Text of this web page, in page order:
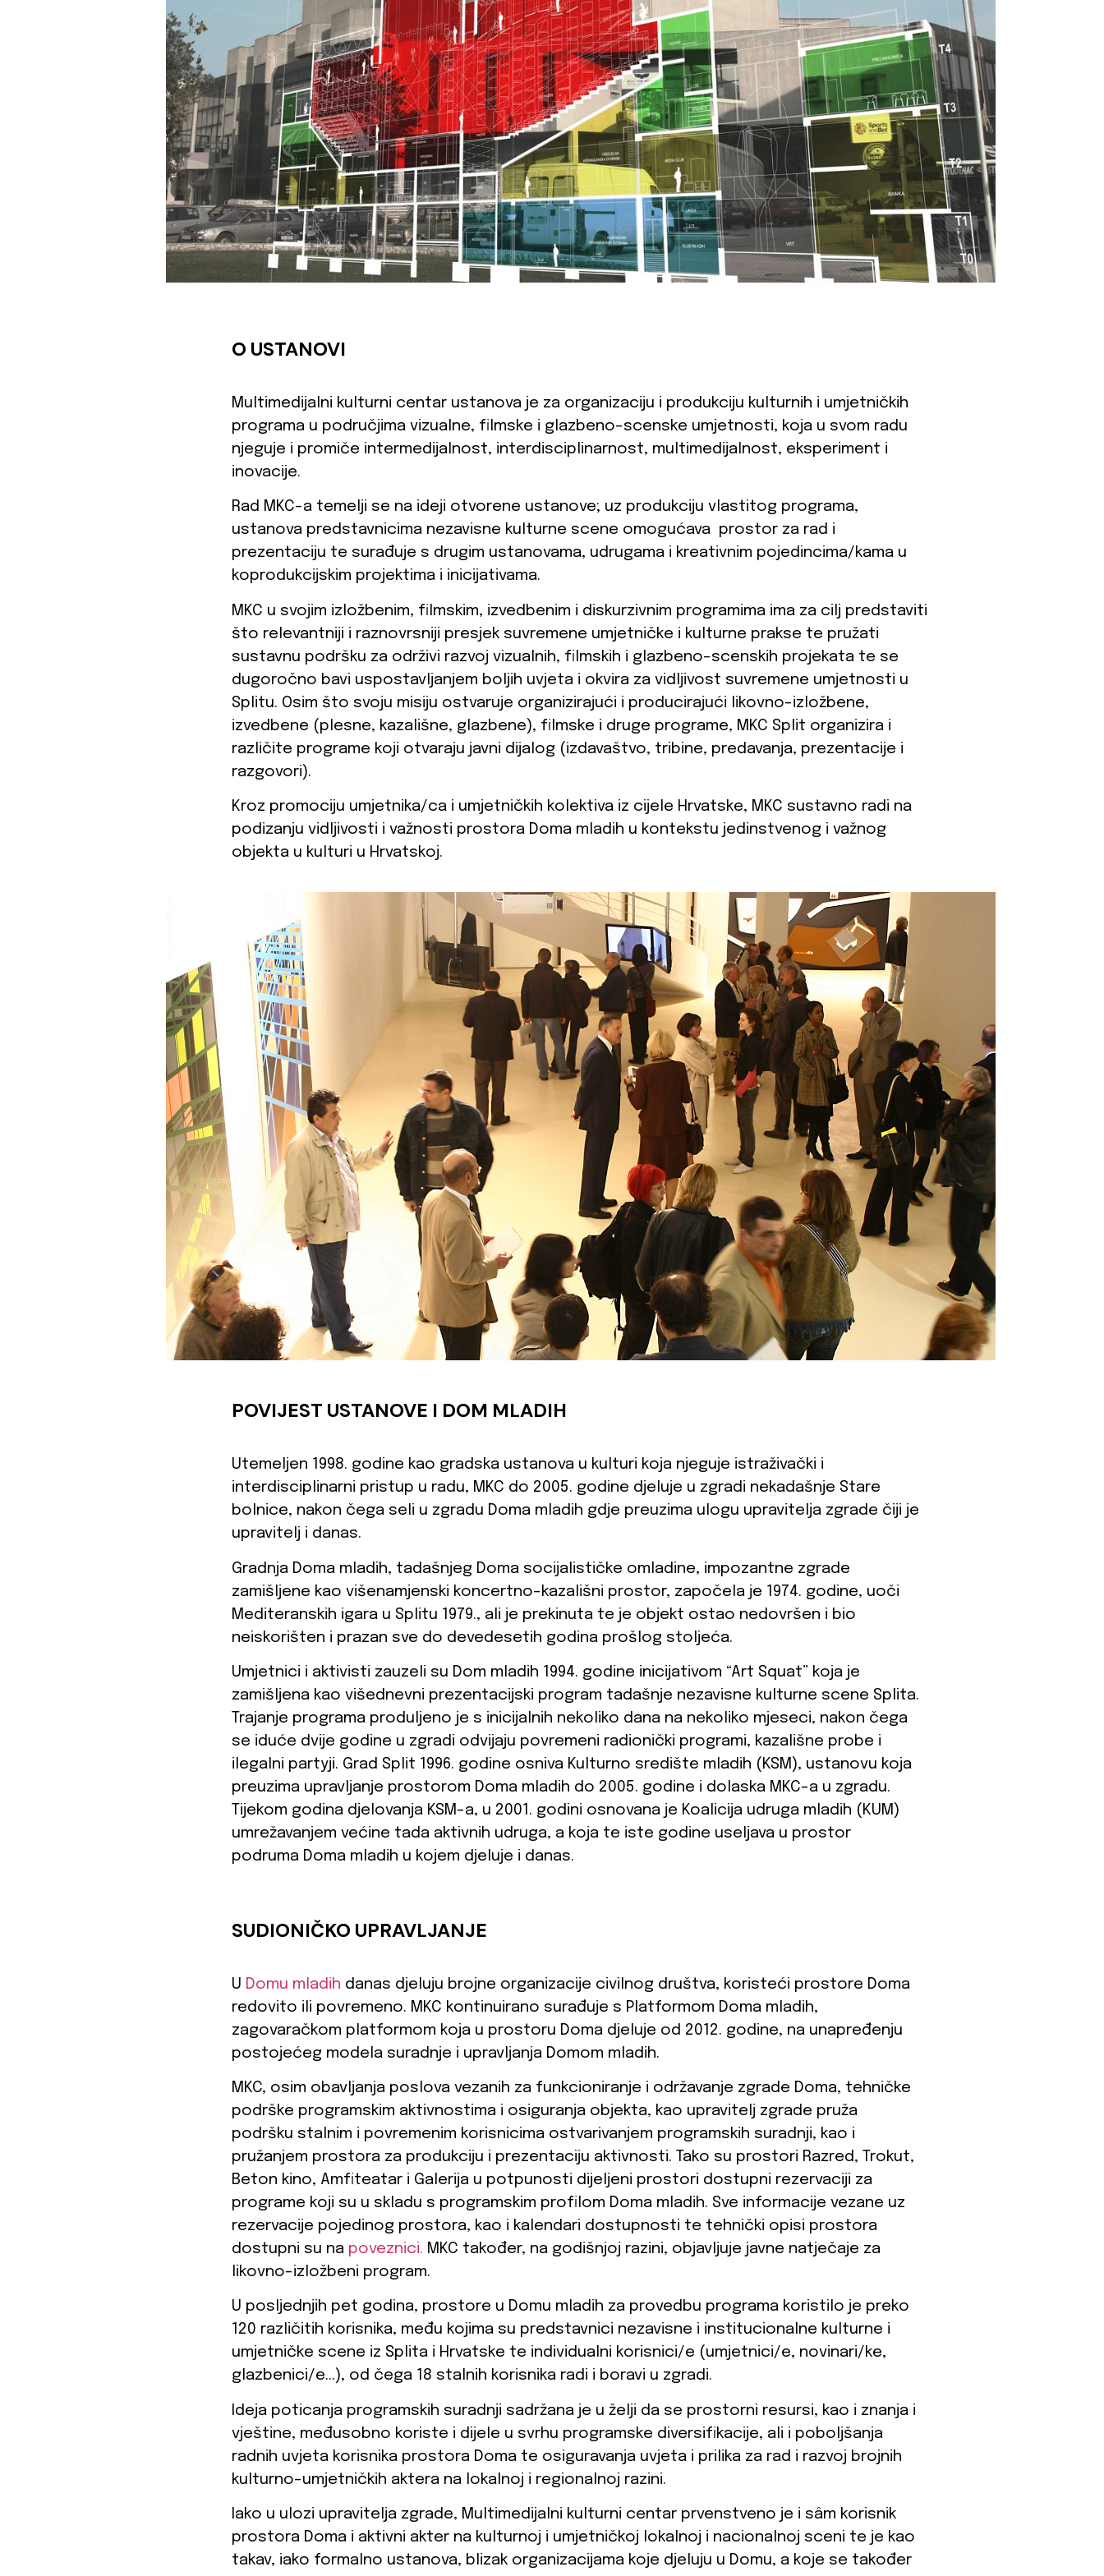
O USTANOVI
Multimedijalni kulturni centar ustanova je za organizaciju i produkciju kulturnih i umjetničkih
programa u područjima vizualne, filmske i glazbeno-scenske umjetnosti, koja u svom radu
njeguje i promiče intermedijalnost, interdisciplinarnost, multimedijalnost, eksperiment i
inovacije.
Rad MKC-a temelji se na ideji otvorene ustanove; uz produkciju vlastitog programa,
ustanova predstavnicima nezavisne kulturne scene omogućava prostor za rad i
prezentaciju te surađuje s drugim ustanovama, udrugama i kreativnim pojedincima/kama u
koprodukcijskim projektima i inicijativama.
MKC u svojim izložbenim, filmskim, izvedbenim i diskurzivnim programima ima za cilj predstaviti
što relevantniji i raznovrsniji presjek suvremene umjetničke i kulturne prakse te pružati
sustavnu podršku za održivi razvoj vizualnih, filmskih i glazbeno-scenskih projekata te se
dugoročno bavi uspostavljanjem boljih uvjeta i okvira za vidljivost suvremene umjetnosti u
Splitu. Osim što svoju misiju ostvaruje organizirajući i producirajući likovno-izložbene,
izvedbene (plesne, kazališne, glazbene), filmske i druge programe, MKC Split organizira i
različite programe koji otvaraju javni dijalog (izdavaštvo, tribine, predavanja, prezentacije i
razgovori).
Kroz promociju umjetnika/ca i umjetničkih kolektiva iz cijele Hrvatske, MKC sustavno radi na
podizanju vidljivosti i važnosti prostora Doma mladih u kontekstu jedinstvenog i važnog
objekta u kulturi u Hrvatskoj.
POVIJEST USTANOVE I DOM MLADIH
Utemeljen 1998. godine kao gradska ustanova u kulturi koja njeguje istraživački i
interdisciplinarni pristup u radu, MKC do 2005. godine djeluje u zgradi nekadašnje Stare
bolnice, nakon čega seli u zgradu Doma mladih gdje preuzima ulogu upravitelja zgrade čiji je
upravitelj i danas.
Gradnja Doma mladih, tadašnjeg Doma socijalističke omladine, impozantne zgrade
zamišljene kao višenamjenski koncertno-kazališni prostor, započela je 1974. godine, uoči
Mediteranskih igara u Splitu 1979., ali je prekinuta te je objekt ostao nedovršen i bio
neiskorišten i prazan sve do devedesetih godina prošlog stoljeća.
Umjetnici i aktivisti zauzeli su Dom mladih 1994. godine inicijativom “Art Squat” koja je
zamišljena kao višednevni prezentacijski program tadašnje nezavisne kulturne scene Splita.
Trajanje programa produljeno je s inicijalnih nekoliko dana na nekoliko mjeseci, nakon čega
se iduće dvije godine u zgradi odvijaju povremeni radionički programi, kazališne probe i
ilegalni partyji. Grad Split 1996. godine osniva Kulturno središte mladih (KSM), ustanovu koja
preuzima upravljanje prostorom Doma mladih do 2005. godine i dolaska MKC-a u zgradu.
Tijekom godina djelovanja KSM-a, u 2001. godini osnovana je Koalicija udruga mladih (KUM)
umrežavanjem većine tada aktivnih udruga, a koja te iste godine useljava u prostor
podruma Doma mladih u kojem djeluje i danas.
SUDIONIČKO UPRAVLJANJE
U Domu mladih danas djeluju brojne organizacije civilnog društva, koristeći prostore Doma
redovito ili povremeno. MKC kontinuirano surađuje s Platformom Doma mladih,
zagovaračkom platformom koja u prostoru Doma djeluje od 2012. godine, na unapređenju
postojećeg modela suradnje i upravljanja Domom mladih.
MKC, osim obavljanja poslova vezanih za funkcioniranje i održavanje zgrade Doma, tehničke
podrške programskim aktivnostima i osiguranja objekta, kao upravitelj zgrade pruža
podršku stalnim i povremenim korisnicima ostvarivanjem programskih suradnji, kao i
pružanjem prostora za produkciju i prezentaciju aktivnosti. Tako su prostori Razred, Trokut,
Beton kino, Amfiteatar i Galerija u potpunosti dijeljeni prostori dostupni rezervaciji za
programe koji su u skladu s programskim profilom Doma mladih. Sve informacije vezane uz
rezervacije pojedinog prostora, kao i kalendari dostupnosti te tehnički opisi prostora
dostupni su na poveznici. MKC također, na godišnjoj razini, objavljuje javne natječaje za
likovno-izložbeni program.
U posljednjih pet godina, prostore u Domu mladih za provedbu programa koristilo je preko
120 različitih korisnika, među kojima su predstavnici nezavisne i institucionalne kulturne i
umjetničke scene iz Splita i Hrvatske te individualni korisnici/e (umjetnici/e, novinari/ke,
glazbenici/e…), od čega 18 stalnih korisnika radi i boravi u zgradi.
Ideja poticanja programskih suradnji sadržana je u želji da se prostorni resursi, kao i znanja i
vještine, međusobno koriste i dijele u svrhu programske diversifikacije, ali i poboljšanja
radnih uvjeta korisnika prostora Doma te osiguravanja uvjeta i prilika za rad i razvoj brojnih
kulturno-umjetničkih aktera na lokalnoj i regionalnoj razini.
Iako u ulozi upravitelja zgrade, Multimedijalni kulturni centar prvenstveno je i sâm korisnik
prostora Doma i aktivni akter na kulturnoj i umjetničkoj lokalnoj i nacionalnoj sceni te je kao
takav, iako formalno ustanova, blizak organizacijama koje djeluju u Domu, a koje se također